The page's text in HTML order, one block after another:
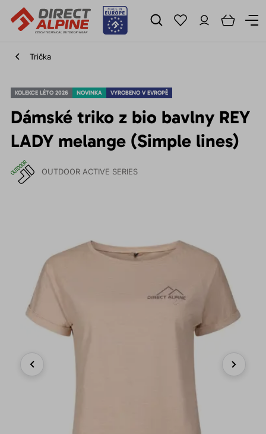
Trička
KOLEKCE LÉTO 2026 NOVINKA VYROBENO V EVROPĚ
Dámské triko z bio bavlny REY
LADY melange (Simple lines)
OUTDOOR ACTIVE SERIES